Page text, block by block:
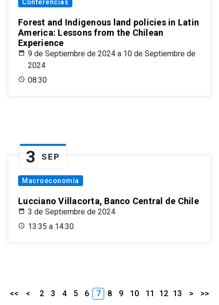
Conferencias
Forest and Indigenous land policies in Latin
America: Lessons from the Chilean
Experience
9 de Septiembre de 2024 a 10 de Septiembre de
2024
08:30
3 SEP
Macroeconomía
Lucciano Villacorta, Banco Central de Chile
3 de Septiembre de 2024
13:35 a 14:30
<< < 2 3 4 5 6 7 8 9 10 11 12 13 > >>